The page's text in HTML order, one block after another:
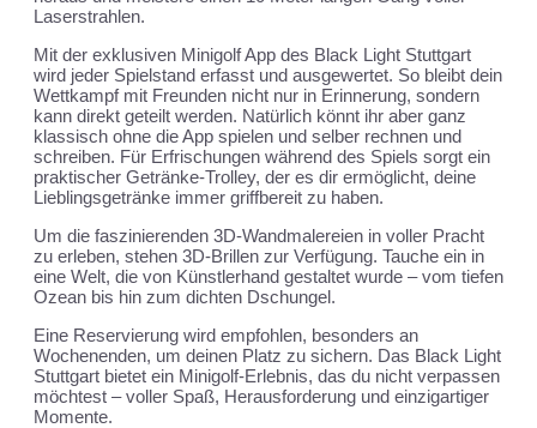
Laserstrahlen.
Mit der exklusiven Minigolf App des Black Light Stuttgart
wird jeder Spielstand erfasst und ausgewertet. So bleibt dein
Wettkampf mit Freunden nicht nur in Erinnerung, sondern
kann direkt geteilt werden. Natürlich könnt ihr aber ganz
klassisch ohne die App spielen und selber rechnen und
schreiben. Für Erfrischungen während des Spiels sorgt ein
praktischer Getränke-Trolley, der es dir ermöglicht, deine
Lieblingsgetränke immer griffbereit zu haben.
Um die faszinierenden 3D-Wandmalereien in voller Pracht
zu erleben, stehen 3D-Brillen zur Verfügung. Tauche ein in
eine Welt, die von Künstlerhand gestaltet wurde – vom tiefen
Ozean bis hin zum dichten Dschungel.
Eine Reservierung wird empfohlen, besonders an
Wochenenden, um deinen Platz zu sichern. Das Black Light
Stuttgart bietet ein Minigolf-Erlebnis, das du nicht verpassen
möchtest – voller Spaß, Herausforderung und einzigartiger
Momente.